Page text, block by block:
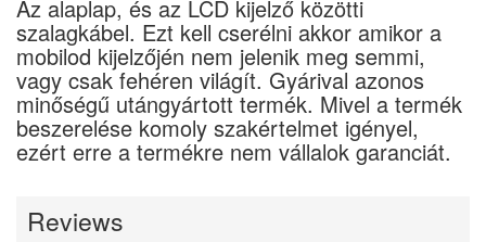
Az alaplap, és az LCD kijelző közötti
szalagkábel. Ezt kell cserélni akkor amikor a
mobilod kijelzőjén nem jelenik meg semmi,
vagy csak fehéren világít. Gyárival azonos
minőségű utángyártott termék. Mivel a termék
beszerelése komoly szakértelmet igényel,
ezért erre a termékre nem vállalok garanciát.
Reviews